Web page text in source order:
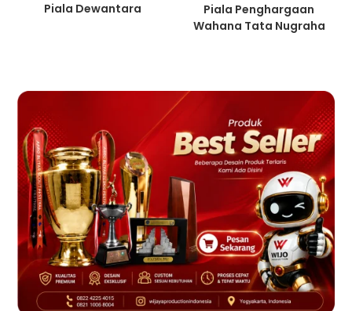
Piala Dewantara
Piala Penghargaan
Wahana Tata Nugraha